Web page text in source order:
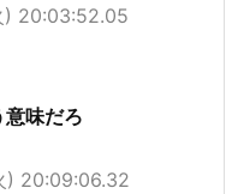
20:03:52.05
意味だろ
20:09:06.32